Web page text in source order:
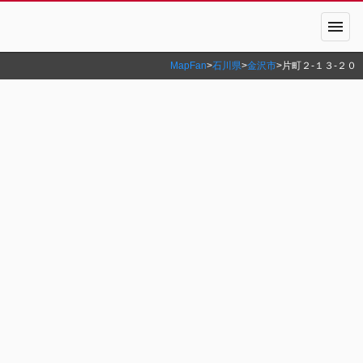
menu
MapFan>石川県>金沢市>片町２‐１３‐２０